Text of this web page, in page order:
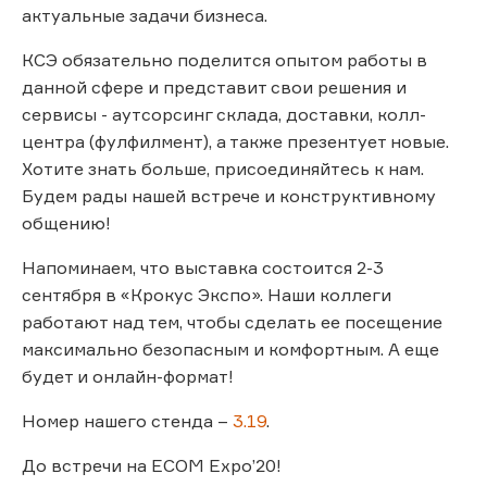
актуальные задачи бизнеса.
КСЭ обязательно поделится опытом работы в
данной сфере и представит свои решения и
сервисы - аутсорсинг склада, доставки, колл-
центра (фулфилмент), а также презентует новые.
Хотите знать больше, присоединяйтесь к нам.
Будем рады нашей встрече и конструктивному
общению!
Напоминаем, что выставка состоится 2-3
сентября в «Крокус Экспо». Наши коллеги
работают над тем, чтобы сделать ее посещение
максимально безопасным и комфортным. А еще
будет и онлайн-формат!
Номер нашего стенда – 3.19.
До встречи на ECOM Expo’20!